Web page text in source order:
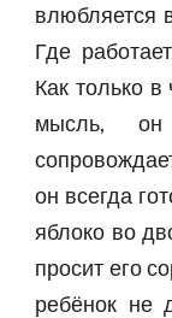
влюбляется
Где
Как только в
мысль, он
он всегда
яблоко во
просит его
ребёнок не